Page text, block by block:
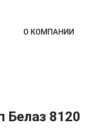
О КОМПАНИИ
Белаз 8120